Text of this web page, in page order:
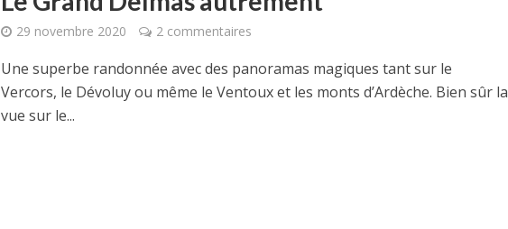
29 novembre 2020 2 commentaires
Une superbe randonnée avec des panoramas magiques tant sur le
Vercors, le Dévoluy ou même le Ventoux et les monts d’Ardèche. Bien sûr la
vue sur le...